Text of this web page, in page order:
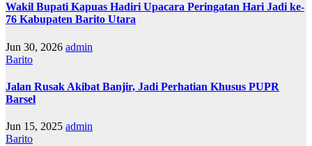
Wakil Bupati Kapuas Hadiri Upacara Peringatan Hari Jadi ke-
76 Kabupaten Barito Utara
Jun 30, 2026 admin
Barito
Jalan Rusak Akibat Banjir, Jadi Perhatian Khusus PUPR
Barsel
Jun 15, 2025 admin
Barito